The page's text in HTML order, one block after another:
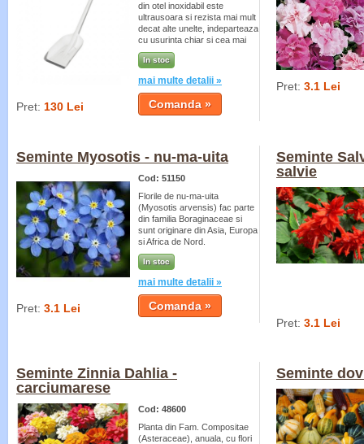
din otel inoxidabil este
ultrausoara si rezista mai mult
decat alte unelte, indeparteaza
cu usurinta chiar si cea mai
inghetata zapada.
In stoc
mai multe detalii »
Pret: 130 Lei
Pret: 3.1 Lei
Seminte Myosotis - nu-ma-uita
Cod: 51150
Florile de nu-ma-uita
(Myosotis arvensis) fac parte
din familia Boraginaceae si
sunt originare din Asia, Europa
si Africa de Nord.
In stoc
mai multe detalii »
Pret: 3.1 Lei
Seminte
salvie
Pret: 3.1 Lei
Seminte Zinnia Dahlia -
carciumarese
Cod: 48600
Planta din Fam. Compositae
(Asteraceae), anuala, cu flori
Seminte